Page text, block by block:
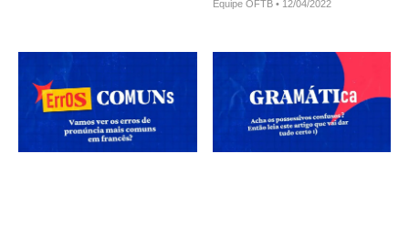
Equipe OFTB 12/04/2022